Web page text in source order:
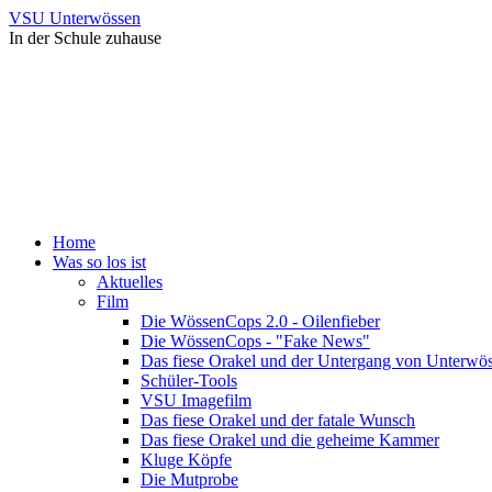
VSU Unterwössen
In der Schule zuhause
Home
Was so los ist
Aktuelles
Film
Die WössenCops 2.0 - Oilenfieber
Die WössenCops - "Fake News"
Das fiese Orakel und der Untergang von
Schüler-Tools
VSU Imagefilm
Das fiese Orakel und der fatale Wunsch
Das fiese Orakel und die geheime Kammer
Kluge Köpfe
Die Mutprobe